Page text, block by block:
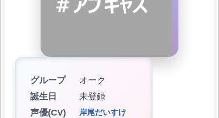
グループ
オーク
誕生日
未登録
声優(CV)
岸尾だいすけ